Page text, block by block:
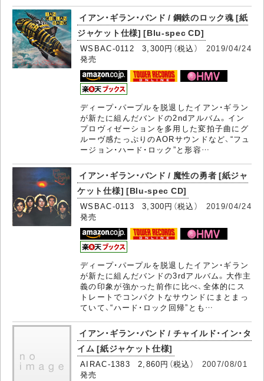
イアン・ギラン・バンド / 鋼鉄のロック魂 [紙
ジャケット仕様] [Blu-spec CD]
WSBAC-0112 3,300円（税込） 2019/04/24
発売
ディープ・パープルを脱退したイアン・ギラン
が新たに組んだバンドの2ndアルバム。イン
プロヴィゼーションを多用した変拍子曲にグ
ルーヴ感たっぷりのAORサウンドなど、“フュ
ージョン・ハード・ロック”と形容…
イアン・ギラン・バンド / 魔性の勇者 [紙ジャ
ケット仕様] [Blu-spec CD]
WSBAC-0113 3,300円（税込） 2019/04/24
発売
ディープ・パープルを脱退したイアン・ギラン
が新たに組んだバンドの3rdアルバム。大作主
義の印象が強かった前作に比べ、全体的にス
トレートでコンパクトなサウンドにまとまっ
ていて、“ハード・ロック回帰”とも…
イアン・ギラン・バンド / チャイルド・イン・タ
イム [紙ジャケット仕様]
AIRAC-1383 2,860円（税込） 2007/08/01
発売